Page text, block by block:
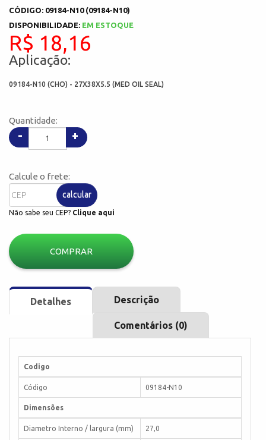
CÓDIGO: 09184-N10 (09184-N10)
DISPONIBILIDADE: EM ESTOQUE
R$ 18,16
Aplicação:
09184-N10 (CHO) - 27X38X5.5 (MED OIL SEAL)
Quantidade:
- +
Calcule o frete:
calcular
Não sabe seu CEP? Clique aqui
COMPRAR
Detalhes Descrição
Comentários (0)
Codigo
Código 09184-N10
Dimensões
Diametro Interno / largura (mm) 27,0